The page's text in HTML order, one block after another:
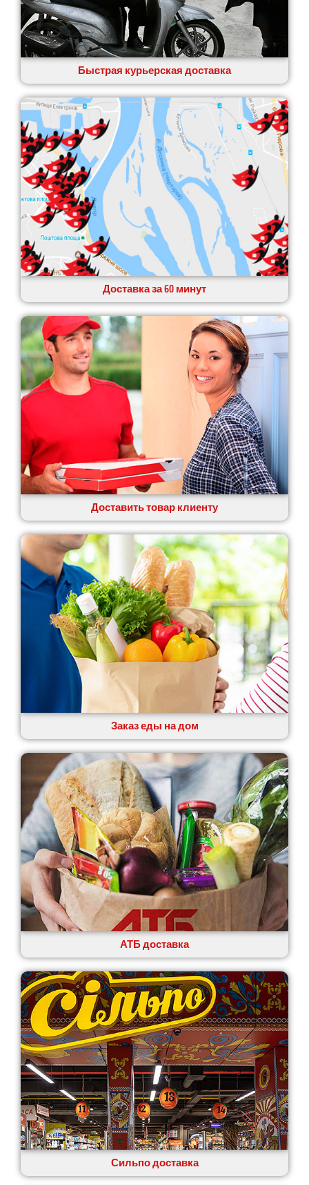
Быстрая курьерская доставка
Доставка за 60 минут
Доставить товар клиенту
Заказ еды на дом
АТБ доставка
Сильпо доставка